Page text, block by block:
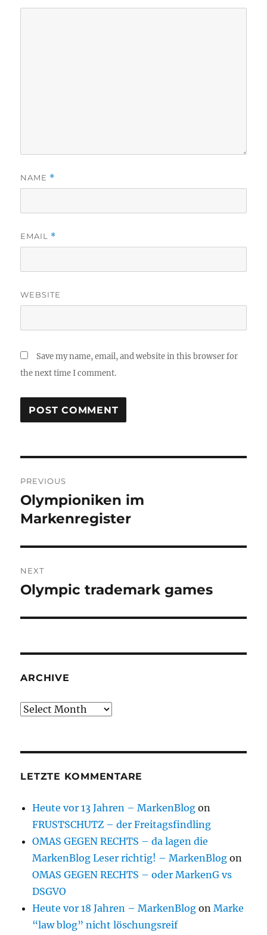
NAME *
EMAIL *
WEBSITE
Save my name, email, and website in this browser for
the next time I comment.
navigation
PREVIOUS
Previous
post:
Olympioniken im
Markenregister
NEXT
Next
Olympic trademark games
ARCHIVE
Archive
LETZTE KOMMENTARE
Heute vor 13 Jahren – MarkenBlog on
FRUSTSCHUTZ – der Freitagsfindling
OMAS GEGEN RECHTS – da lagen die
MarkenBlog Leser richtig! – MarkenBlog on
OMAS GEGEN RECHTS – oder MarkenG vs
DSGVO
Heute vor 18 Jahren – MarkenBlog onMarke
“law blog” nicht löschungsreif